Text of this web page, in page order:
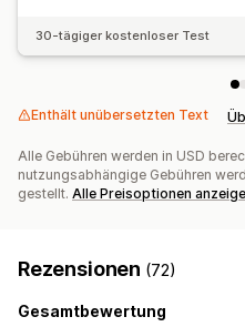
30-tägiger kostenloser Test
Enthält unübersetzten Text
Alle Gebühren werden in USD
nutzungsabhängige Gebühren
gestellt. Alle Preisoptionen
Rezensionen (72)
Gesamtbewertung